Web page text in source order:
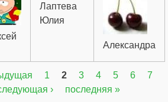
Лаптева
Юлия
Александра
1 2 3 4 5 6
7
› последняя »